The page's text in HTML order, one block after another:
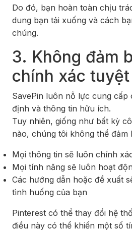
Do đó, bạn hoàn toàn chịu
dung bạn tải xuống và cách
chúng.
3. Không đảm
chính xác
SavePin luôn nỗ lực cung cấp
định và thông tin hữu ích.
Tuy nhiên, giống như bất kỳ
nào, chúng tôi không thể đảm
Mọi thông tin sẽ luôn chính
Mọi tính năng sẽ luôn hoạt
Các hướng dẫn hoặc đề xuất
tình huống của bạn
Pinterest có thể thay đổi hệ
điều này có thể khiến một số